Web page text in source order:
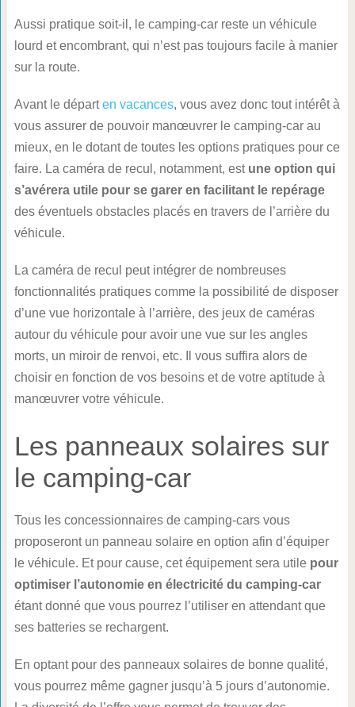
Aussi pratique soit-il, le camping-car reste un véhicule
lourd et encombrant, qui n’est pas toujours facile à manier
sur la route.
Avant le départen vacances, vous avez donc tout intérêt à
vous assurer de pouvoir manœuvrer le camping-car au
mieux, en le dotant de toutes les options pratiques pour ce
faire. La caméra de recul, notamment, est une option qui
s’avérera utile pour se garer en facilitant le repérage
des éventuels obstacles placés en travers de l’arrière du
véhicule.
La caméra de recul peut intégrer de nombreuses
fonctionnalités pratiques comme la possibilité de disposer
d’une vue horizontale à l’arrière, des jeux de caméras
autour du véhicule pour avoir une vue sur les angles
morts, un miroir de renvoi, etc. Il vous suffira alors de
choisir en fonction de vos besoins et de votre aptitude à
manœuvrer votre véhicule.
Les panneaux solaires sur
le camping-car
Tous les concessionnaires de camping-cars vous
proposeront un panneau solaire en option afin d’équiper
le véhicule. Et pour cause, cet équipement sera utile pour
optimiser l’autonomie en électricité du camping-car
étant donné que vous pourrez l’utiliser en attendant que
ses batteries se rechargent.
En optant pour des panneaux solaires de bonne qualité,
vous pourrez même gagner jusqu’à 5 jours d’autonomie.